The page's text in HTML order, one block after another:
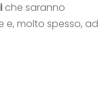
che saranno
e, molto spesso, ad